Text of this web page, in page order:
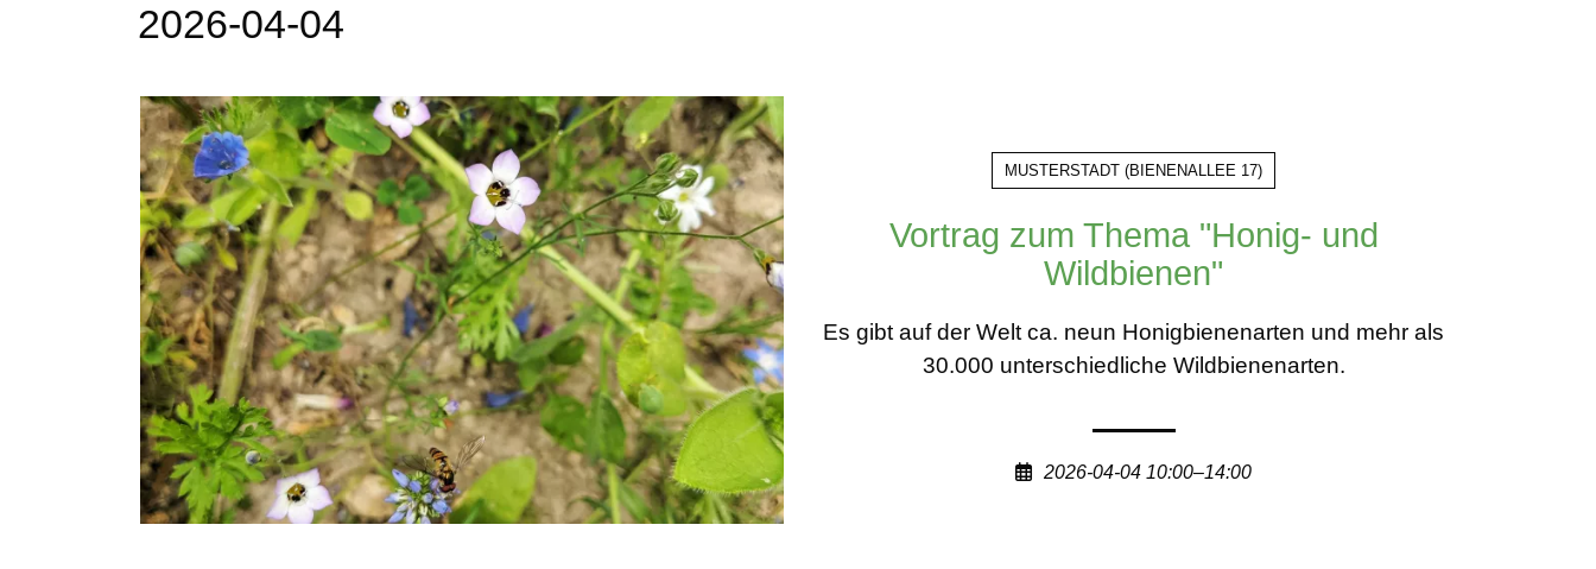
2026-04-04
MUSTERSTADT (BIENENALLEE 17)
Vortrag zum Thema "Honig- und
Wildbienen"
Es gibt auf der Welt ca. neun Honigbienenarten und mehr als
30.000 unterschiedliche Wildbienenarten.
2026-04-04 10:00–14:00